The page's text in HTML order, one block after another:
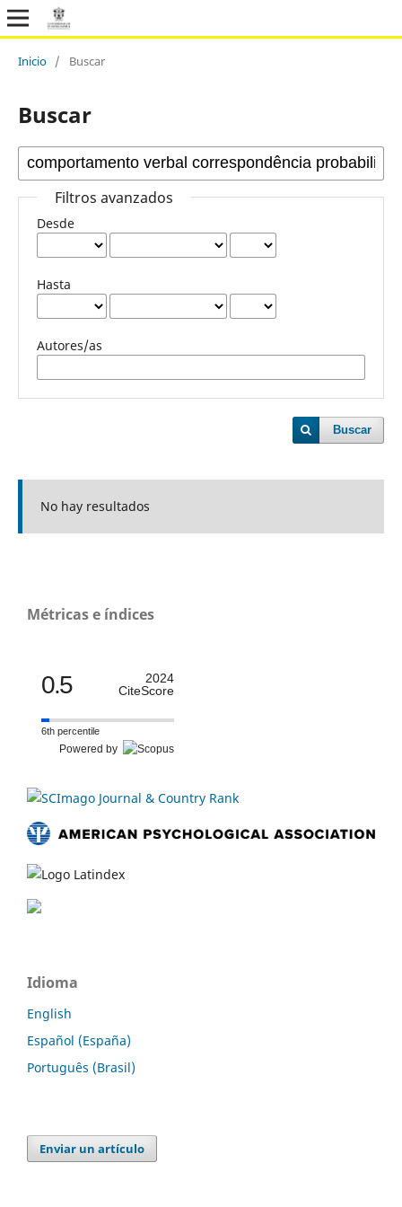
Inicio / Buscar
Buscar
Filtros avanzados
Desde
Hasta
Autores/as
Buscar
No hay resultados
Métricas e índices
0.5
2024
CiteScore
6th percentile
Powered by
Idioma
English
Español (España)
Português (Brasil)
Enviar un artículo